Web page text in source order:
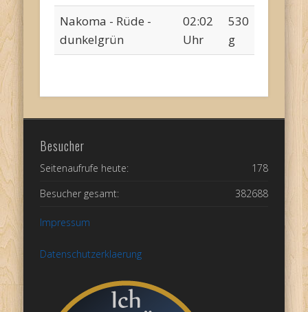
Nakoma - Rüde -
dunkelgrün
02:02
Uhr
530
g
Besucher
178
Seitenaufrufe heute:
382688
Besucher gesamt:
Impressum
Datenschutzerklaerung